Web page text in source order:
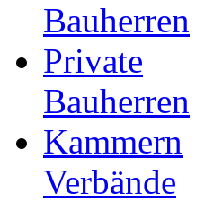
Bauherren
Private
Bauherren
Kammern
Verbände